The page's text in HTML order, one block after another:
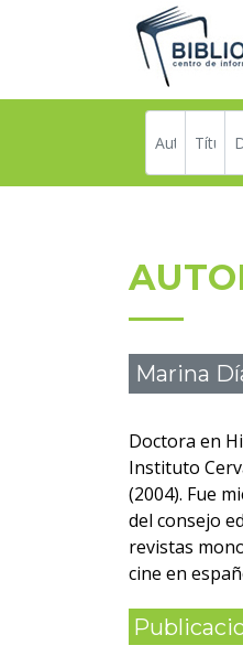
Marina
Doctora en
Instituto
(2004). Fue
del consejo
revistas
cine en